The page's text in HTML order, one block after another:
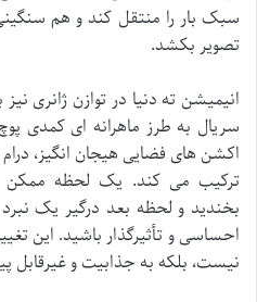
سبک بار را منتقل کند و هم
تصویر بکشد.
انیمیشن ته دنیا در توازن ژانری
سریال به طرز ماهرانه ای کمدی
اکشن های فضایی هیجان انگیز،
ترکیب می کند. یک لحظه
بخندید و لحظه بعد درگیر یک
احساسی و تأثیرگذار باشید. این
نیست، بلکه به جذابیت و غیرقابل